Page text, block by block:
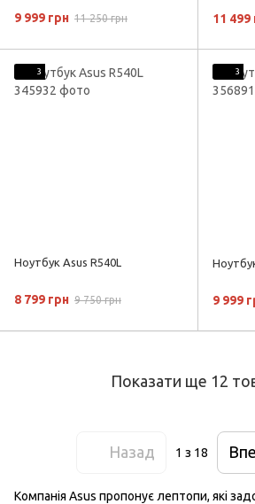
9 999 грн 11 250 грн 11 499
3
Ноутбук Asus R540L
8 799 грн 9 750 грн
3
9 999
Показати ще 12
Назад 1 з 18
Компанія Asus пропонує лептопи, які